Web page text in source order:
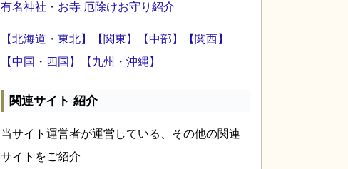
有名神社・お寺 厄除けお守り紹介
【北海道・東北】 【関東】 【中部】
【関西】
【中国・四国】
【九州・沖縄】
関連サイト 紹介
当サイト運営者が運営している、その他の関連
サイトをご紹介